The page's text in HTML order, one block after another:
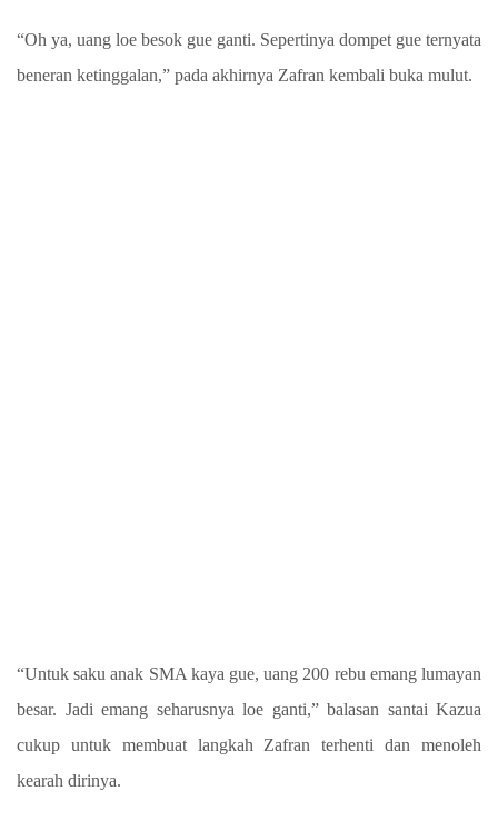
“Oh ya, uang loe besok gue ganti. Sepertinya dompet gue ternyata
beneran ketinggalan,” pada akhirnya Zafran kembali buka mulut.
“Untuk saku anak SMA kaya gue, uang 200 rebu emang lumayan
besar. Jadi emang seharusnya loe ganti,” balasan santai Kazua
cukup untuk membuat langkah Zafran terhenti dan menoleh
kearah dirinya.